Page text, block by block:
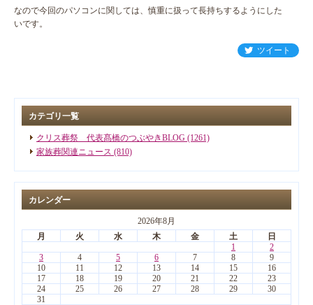
なので今回のパソコンに関しては、慎重に扱って長持ちするようにした
いです。
ツイート
カテゴリ一覧
クリス葬祭 代表髙橋のつぶやきBLOG (1261)
家族葬関連ニュース (810)
カレンダー
2026年8月
月
火 水 木 金 土
日
1
2
3
4 5 6 7 8
9
10
11 12 13 14 15
16
17
18 19 20 21 22
23
24
25 26 27 28 29
30
31